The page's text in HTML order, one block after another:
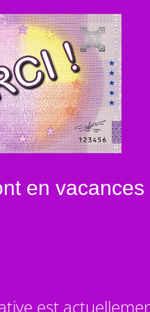
en vacances
est